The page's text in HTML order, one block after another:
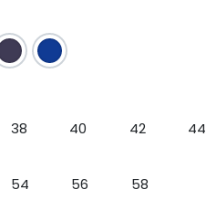
38 40 42 44
54 56 58